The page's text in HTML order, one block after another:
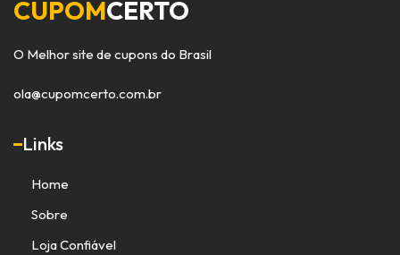
CUPOMCERTO
O Melhor site de cupons do Brasil
ola@cupomcerto.com.br
Links
Home
Sobre
Loja Confiável